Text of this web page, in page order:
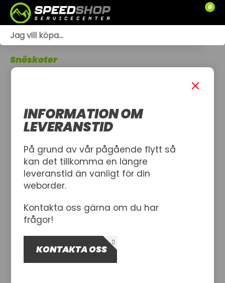
0
SLÄPVAGNAR
Snöskoter
INFORMATION OM
LEVERANSTID
På grund av vår pågående flytt så
kan det tillkomma en längre
leveranstid än vanligt för din
weborder.
Kontakta oss gärna om du har
frågor!
KONTAKTA OSS